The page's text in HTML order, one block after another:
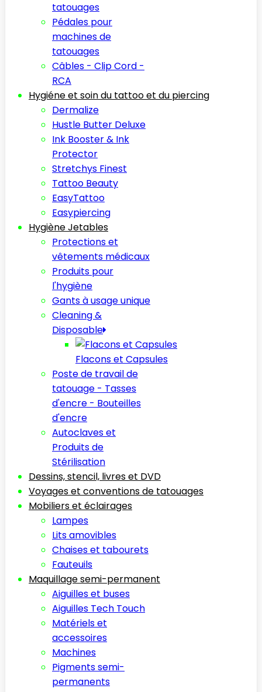
tatouages
Pédales pour
machines de
tatouages
Câbles - Clip Cord -
RCA
Hygiéne et soin du tattoo et du piercing
Dermalize
Hustle Butter Deluxe
Ink Booster & Ink
Protector
Stretchys Finest
Tattoo Beauty
EasyTattoo
Easypiercing
Hygiène Jetables
Protections et
vêtements médicaux
Produits pour
l'hygiène
Gants à usage unique
Cleaning &
Disposable
Flacons et Capsules
Poste de travail de
tatouage - Tasses
d'encre - Bouteilles
d'encre
Autoclaves et
Produits de
Stérilisation
Dessins, stencil, livres et DVD
Voyages et conventions de tatouages
Mobiliers et éclairages
Lampes
Lits amovibles
Chaises et tabourets
Fauteuils
Maquillage semi-permanent
Aiguilles et buses
Aiguilles Tech Touch
Matériels et
accessoires
Machines
Pigments semi-
permanents